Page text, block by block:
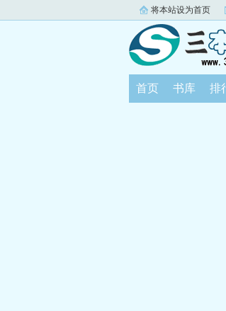
将本站设为首页
首页 书库 排